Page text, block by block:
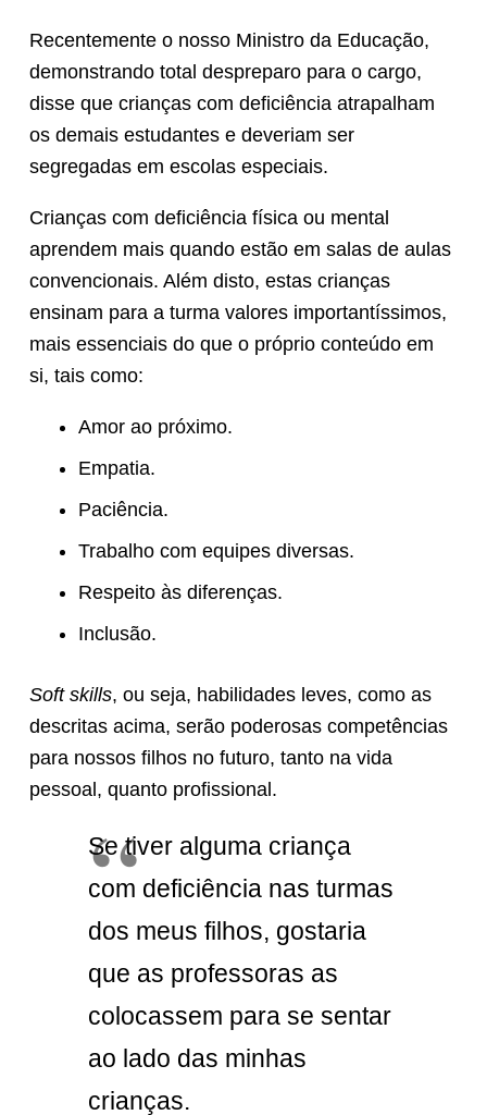
Recentemente o nosso Ministro da Educação,
demonstrando total despreparo para o cargo,
disse que crianças com deficiência atrapalham
os demais estudantes e deveriam ser
segregadas em escolas especiais.
Crianças com deficiência física ou mental
aprendem mais quando estão em salas de aulas
convencionais. Além disto, estas crianças
ensinam para a turma valores importantíssimos,
mais essenciais do que o próprio conteúdo em
si, tais como:
Amor ao próximo.
Empatia.
Paciência.
Trabalho com equipes diversas.
Respeito às diferenças.
Inclusão.
Soft skills, ou seja, habilidades leves, como as
descritas acima, serão poderosas competências
para nossos filhos no futuro, tanto na vida
pessoal, quanto profissional.
Se tiver alguma criança
com deficiência nas turmas
dos meus filhos, gostaria
que as professoras as
colocassem para se sentar
ao lado das minhas
crianças.